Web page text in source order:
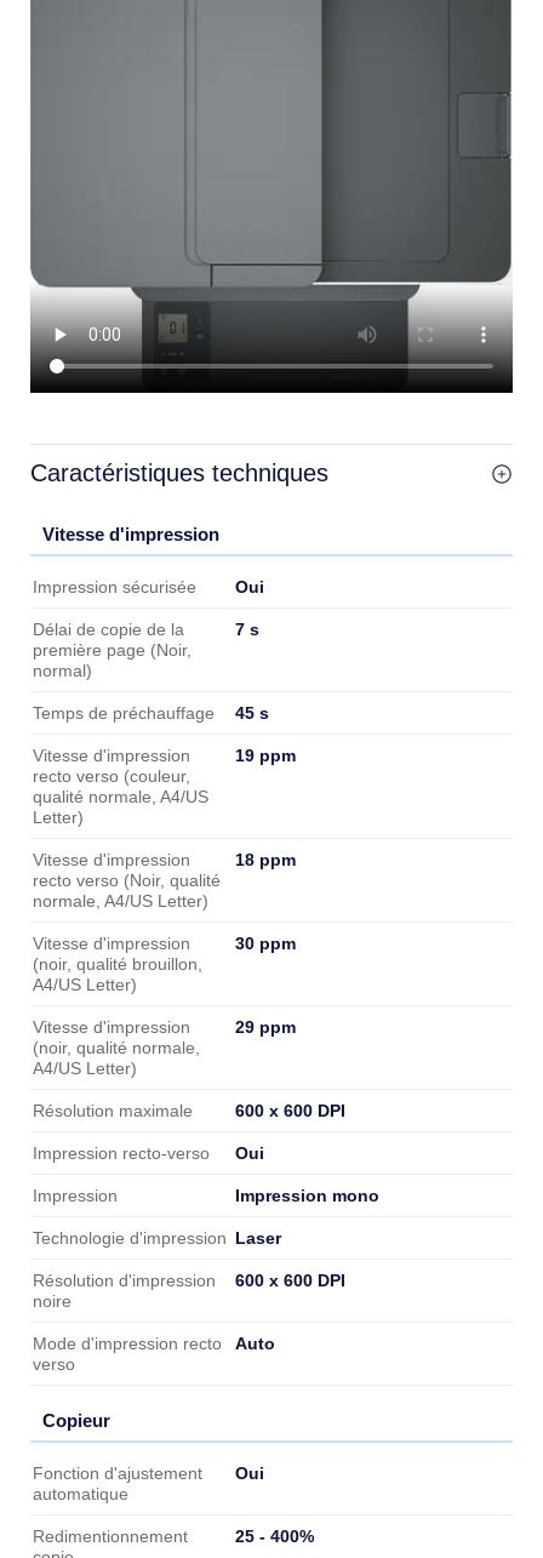
Caractéristiques techniques
Vitesse d'impression
Vitesse d'impression
Impression sécurisée Oui
Délai de copie de la
première page (Noir,
normal)
7 s
Temps de préchauffage 45 s
Vitesse d'impression
recto verso (couleur,
qualité normale, A4/US
Letter)
19 ppm
Vitesse d'impression
recto verso (Noir, qualité
normale, A4/US Letter)
18 ppm
Vitesse d'impression
(noir, qualité brouillon,
A4/US Letter)
30 ppm
Vitesse d'impression
(noir, qualité normale,
A4/US Letter)
29 ppm
Résolution maximale 600 x 600 DPI
Impression recto-verso Oui
Impression Impression mono
Technologie d'impression Laser
Résolution d'impression
noire
600 x 600 DPI
Mode d'impression recto
verso
Auto
Copieur
Copieur
Fonction d'ajustement
automatique
Oui
Redimentionnement
25 - 400%